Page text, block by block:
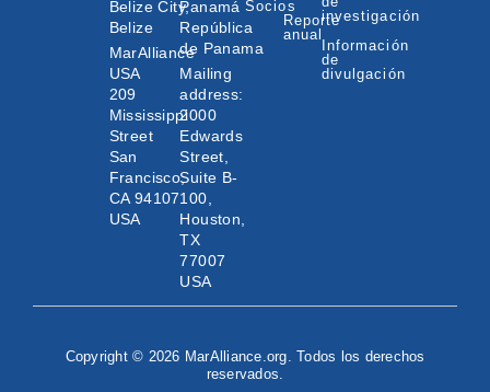
Belize City,
Belize
MarAlliance
USA
209
Mississippi
Street
San
Francisco,
CA 94107
USA
Panamá
República
de Panama
Mailing
address:
2000
Edwards
Street,
Suite B-
100,
Houston,
TX
77007
USA
Socios
Reporte
anual
investigación
Información
de
divulgación
Copyright © 2026 MarAlliance.org. Todos los derechos
reservados.